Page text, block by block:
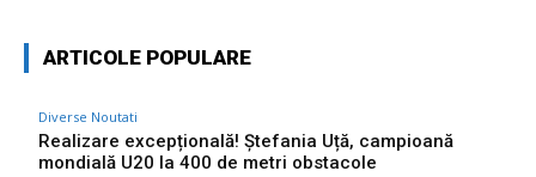
ARTICOLE POPULARE
Diverse Noutati
Realizare excepțională! Ștefania Uță, campioană
mondială U20 la 400 de metri obstacole